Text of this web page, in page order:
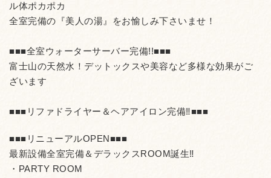
ル体ポカポカ
全室完備の『美人の湯』をお愉しみ下さいませ！
■■■全室ウォーターサーバー完備!!■■■
富士山の天然水！デットックスや美容など多様な効果がご
ざいます
■■■リファドライヤー＆ヘアアイロン完備‼■■■
■■■リニューアルOPEN■■■
最新設備全室完備＆デラックスROOM誕生‼
・PARTY ROOM